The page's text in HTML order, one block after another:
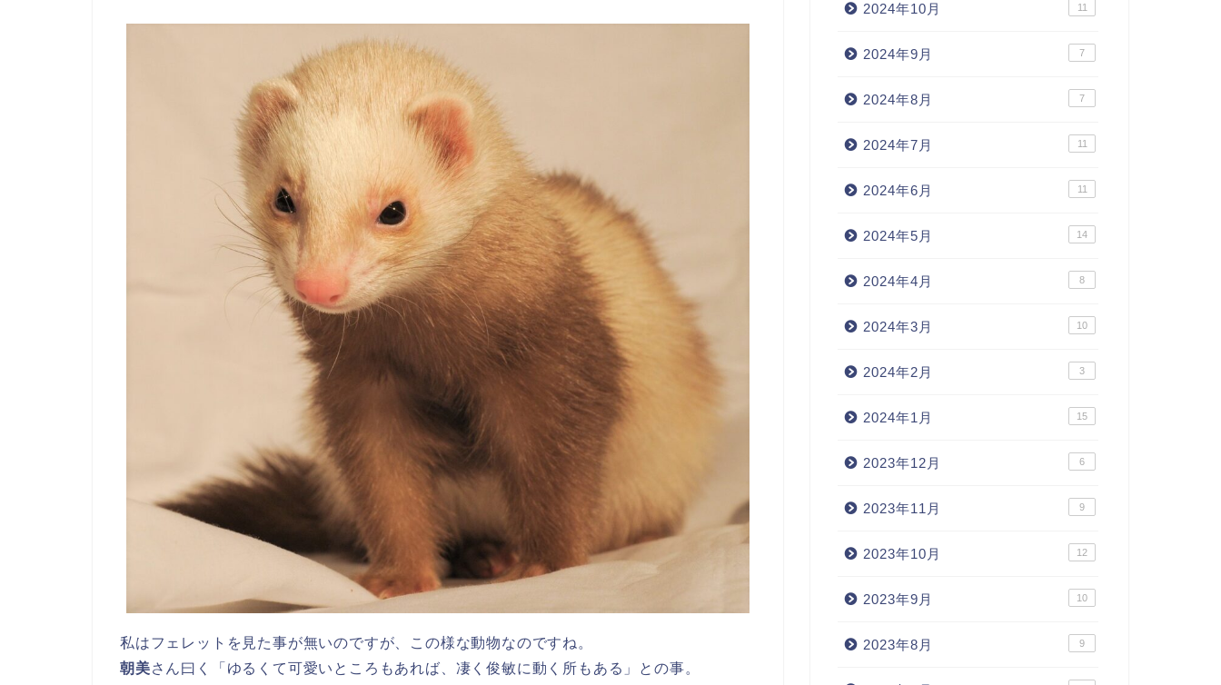
私はフェレットを見た事が無いのですが、この様な動物なのですね。
朝美さん曰く「ゆるくて可愛いところもあれば、凄く俊敏に動く所もある」との事。
2024年10月 11
2024年9月 7
2024年8月 7
2024年7月 11
2024年6月 11
2024年5月 14
2024年4月 8
2024年3月 10
2024年2月 3
2024年1月 15
2023年12月 6
2023年11月 9
2023年10月 12
2023年9月 10
2023年8月 9